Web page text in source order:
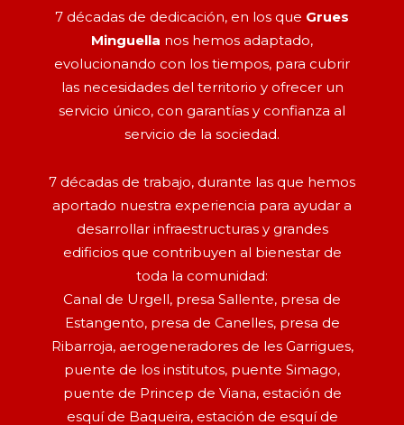
7 décadas de dedicación, en los que Grues
Minguella nos hemos adaptado,
evolucionando con los tiempos, para cubrir
las necesidades del territorio y ofrecer un
servicio único, con garantías y confianza al
servicio de la sociedad.
7 décadas de trabajo, durante las que hemos
aportado nuestra experiencia para ayudar a
desarrollar infraestructuras y grandes
edificios que contribuyen al bienestar de
toda la comunidad:
Canal de Urgell, presa Sallente, presa de
Estangento, presa de Canelles, presa de
Ribarroja, aerogeneradores de les Garrigues,
puente de los institutos, puente Simago,
puente de Princep de Viana, estación de
esquí de Baqueira, estación de esquí de